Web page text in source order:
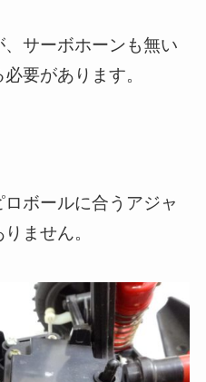
サーボホーンも無い
要があります。
ボールに合うアジャ
ません。